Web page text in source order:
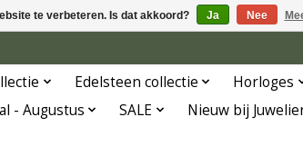
Edelsteen collectie Horloges
- Augustus SALE Nieuw bij
te verbeteren. Is dat akkoord? Ja Nee